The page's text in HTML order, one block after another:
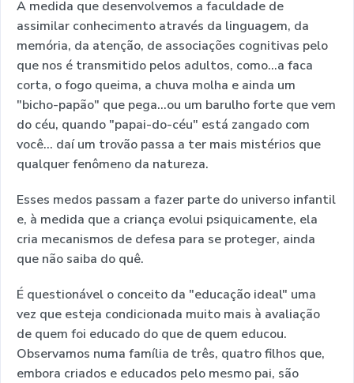
A medida que desenvolvemos a faculdade de
assimilar conhecimento através da linguagem, da
memória, da atenção, de associações cognitivas pelo
que nos é transmitido pelos adultos, como...a faca
corta, o fogo queima, a chuva molha e ainda um
"bicho-papão" que pega...ou um barulho forte que vem
do céu, quando "papai-do-céu" está zangado com
você... daí um trovão passa a ter mais mistérios que
qualquer fenômeno da natureza.
Esses medos passam a fazer parte do universo infantil
e, à medida que a criança evolui psiquicamente, ela
cria mecanismos de defesa para se proteger, ainda
que não saiba do quê.
É questionável o conceito da "educação ideal" uma
vez que esteja condicionada muito mais à avaliação
de quem foi educado do que de quem educou.
Observamos numa família de três, quatro filhos que,
embora criados e educados pelo mesmo pai, são